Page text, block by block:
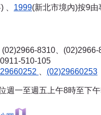
、 1999(新北市境內)按9由
(02)2966-8310、(02)2966-
510-105
(02)29660253
週一至週五上午8時至下